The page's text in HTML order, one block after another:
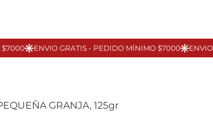
GRANJA, 125gr